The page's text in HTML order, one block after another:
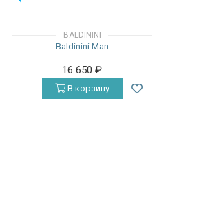
BALDININI
Baldinini Man
16 650₽
В корзину